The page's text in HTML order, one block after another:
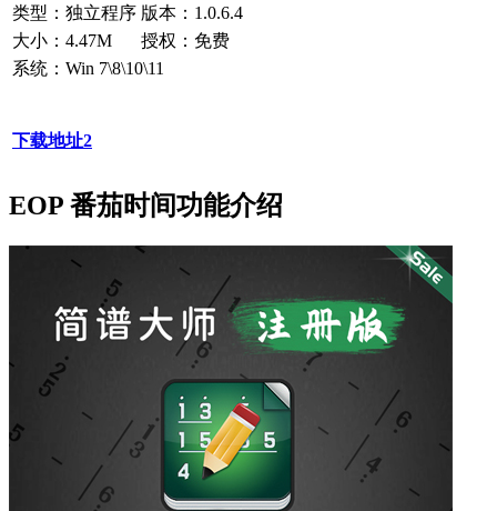
类型：独立程序 版本：1.0.6.4
大小：4.47M
授权： 免费
系统：Win 7\8\10\11
下载地址2
EOP 番茄时间功能介绍